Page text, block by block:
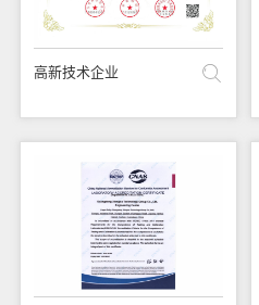
高新技术企业